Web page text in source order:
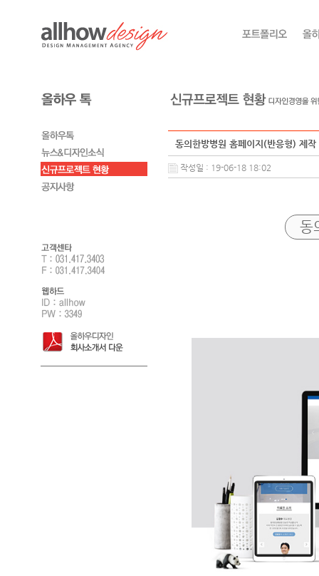
동의한방병원 홈페이지(반응형) 제작
작성일 : 19-06-18 18:02
동